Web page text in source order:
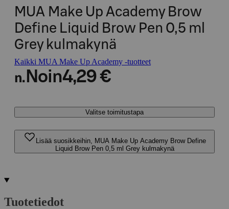
MUA Make Up Academy Brow
Define Liquid Brow Pen 0,5 ml
Grey kulmakynä
Kaikki MUA Make Up Academy -tuotteet
n. Noin4,29 €
Valitse toimitustapa
Lisää suosikkeihin, MUA Make Up Academy Brow Define
Liquid Brow Pen 0,5 ml Grey kulmakynä
Tuotetiedot